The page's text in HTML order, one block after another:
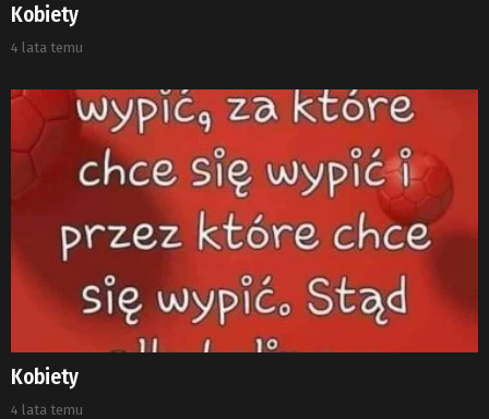
Kobiety
4 lata temu
Kobiety
4 lata temu